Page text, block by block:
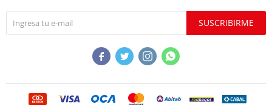
SUSCRIBIRME
   